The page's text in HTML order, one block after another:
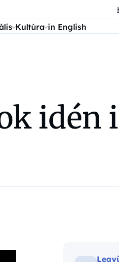
Kultúra in English
idén